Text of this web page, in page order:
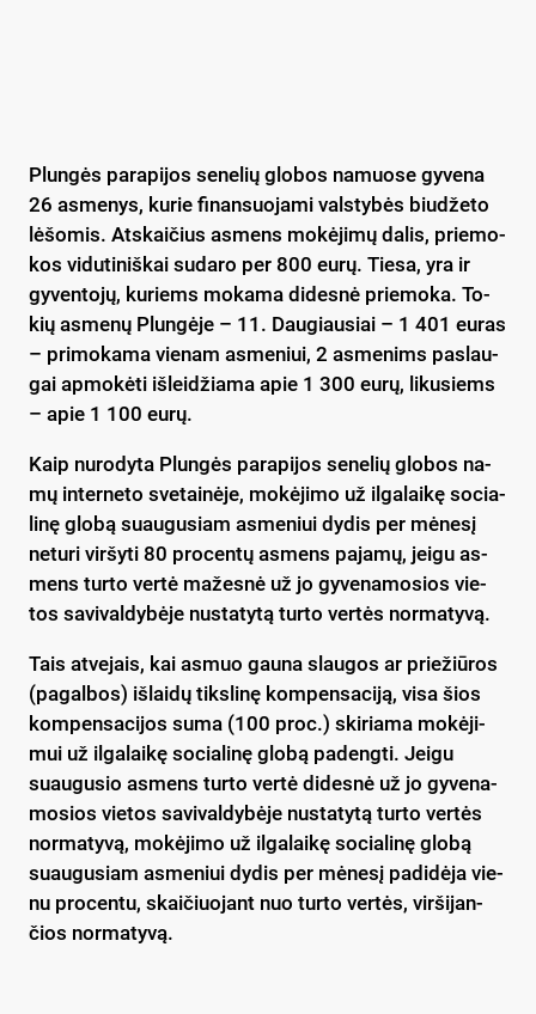
Plun­gės pa­ra­pi­jos se­ne­lių glo­bos na­muo­se gy­ve­na
26 as­me­nys, ku­rie fi­nan­suo­ja­mi vals­ty­bės biu­dže­to
lė­šo­mis. Ats­kai­čius as­mens mo­kė­ji­mų da­lis, prie­mo­
kos vi­du­ti­niš­kai su­da­ro per 800 eu­rų. Tie­sa, yra ir
gyventojų, ku­riems ­mo­ka­ma di­des­nė prie­mo­ka. To­
kių as­me­nų Plun­gė­je – 11. Dau­giau­siai – 1 401 eu­ras
– pri­mo­ka­ma vie­nam as­me­niui, 2 as­me­nims pa­slau­
gai ap­mo­kė­ti iš­lei­džia­ma apie 1 300 eu­rų, li­ku­siems
– apie 1 100 eu­rų.
Kaip nu­ro­dy­ta Plun­gės pa­ra­pi­jos se­ne­lių glo­bos na­
mų in­ter­ne­to sve­tai­nė­je, mo­kė­ji­mo už il­ga­lai­kę so­cia­
li­nę glo­bą suau­gu­siam as­me­niui dy­dis per mė­ne­sį
ne­tu­ri vir­šy­ti 80 pro­cen­tų as­mens pa­ja­mų, jei­gu as­
mens tur­to ver­tė ma­žes­nė už jo gy­ve­na­mo­sios vie­
tos sa­vi­val­dy­bė­je nu­sta­ty­tą tur­to ver­tės nor­ma­ty­vą.
Tais at­ve­jais, kai as­muo gau­na slau­gos ar prie­žiū­ros
(pa­gal­bos) iš­lai­dų tiks­li­nę kom­pen­sa­ci­ją, vi­sa šios
kom­pen­sa­ci­jos su­ma (100 pro­c.) ski­ria­ma mo­kė­ji­
mui už il­ga­lai­kę so­cia­li­nę glo­bą pa­deng­ti. Jei­gu
suau­gu­sio as­mens tur­to ver­tė di­des­nė už jo gy­ve­na­
mo­sios vie­tos sa­vi­val­dy­bė­je nu­sta­ty­tą tur­to ver­tės
nor­ma­ty­vą, mo­kė­ji­mo už il­ga­lai­kę so­cia­li­nę glo­bą
suau­gu­siam as­me­niui dy­dis per mė­ne­sį pa­di­dė­ja vie­
nu pro­cen­tu, skai­čiuo­jant nuo tur­to ver­tės, vir­ši­jan­
čios nor­ma­ty­vą.